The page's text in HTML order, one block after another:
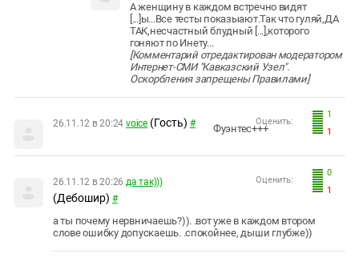
А женщину в каждом встречно видят
[...]ы...Все тесты показыают.Так что гуляй,ДА
ТАК,несчастный блудный [...],которого
гоняют по Инету...
[Комментарий отредактирован модератором
Интернет-СМИ "Кавказский Узел".
Оскорбления запрещены Правилами]
1
1
Оценить:
26.11.12 в 20:24 voice (Гость) # Фуэнтес+++
0
1
Оценить:
26.11.12 в 20:26 да так)))
(Дебошир) #
а ты почему нервничаешь?)). .вот уже в каждом втором
слове ошибку допускаешь. .спокойнее, дыши глубже))